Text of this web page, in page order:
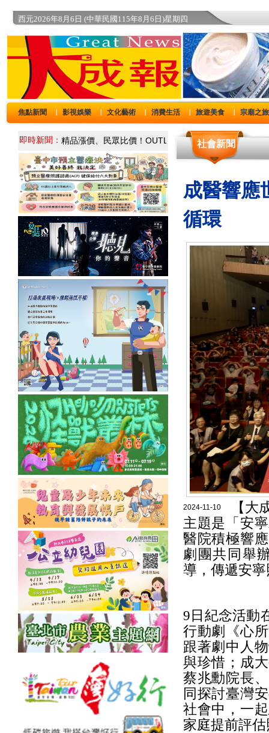
西元2026年8月6日 (中華民國115年8月6日)星期四
焦點新聞 影視娛樂 文化藝術 消費生活 旅遊美食 宗廟之旅
即時新聞： 社會新聞
成醫響應
循環
2024-11-10
【大
主題是「安
醫院積極響
劇團共同舉
導，傳遞安
9日紀念活動
行動劇《心
跟著劇中人
與珍惜；成
蔡兆勳院長
同探討臺灣
社會中，一
家庭提前評